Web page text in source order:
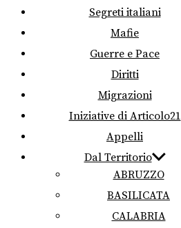
Segreti italiani
Mafie
Guerre e Pace
Diritti
Migrazioni
Iniziative di Articolo21
Appelli
Dal Territorio
ABRUZZO
BASILICATA
CALABRIA